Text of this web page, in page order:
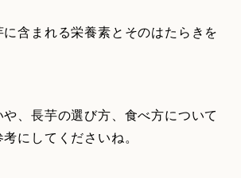
含まれる栄養素とそのはたらきを
、長芋の選び方、食べ方について
にしてくださいね。